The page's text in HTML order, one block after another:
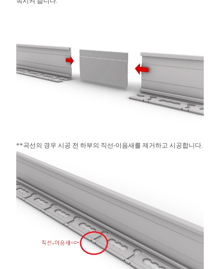
**곡선의 경우 시공 전 하부의 직선-이음새를 제거하고 시공합니다.